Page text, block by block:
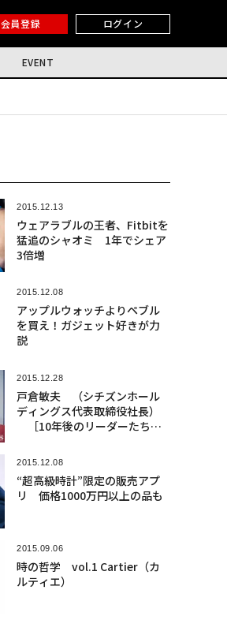
会員登録 ログイン
EVENT
2015.12.13
ウェアラブルの王者、Fitbitを
猛追のシャオミ 1年でシェア
3倍増
2015.12.08
アップルウォッチよりペブル
を買え！ガジェット好きが力
説
2015.12.28
戸倉敏夫 （シチズンホール
ディングス代表取締役社長）
［10年後のリーダーたち
2015.12.08
“超高級時計”限定の販売アプ
リ 価格1000万円以上の品も
2015.09.06
時の哲学 vol.1 Cartier（カ
ルティエ）